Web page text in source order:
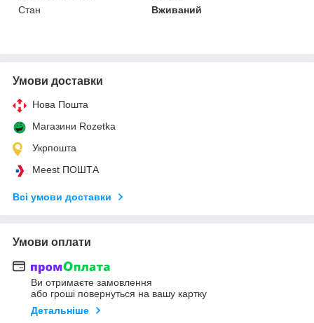
Стан
Вживаний
Умови доставки
Нова Пошта
Магазини Rozetka
Укрпошта
Meest ПОШТА
Всі умови доставки
Умови оплати
Ви отримаєте замовлення
або гроші повернуться на вашу картку
Детальніше